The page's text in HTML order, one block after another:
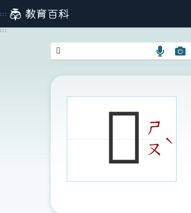
到
主
:::
:::
語
搜
圖
圖
搜
𨿞ㄕ
ㄡ
ˋ